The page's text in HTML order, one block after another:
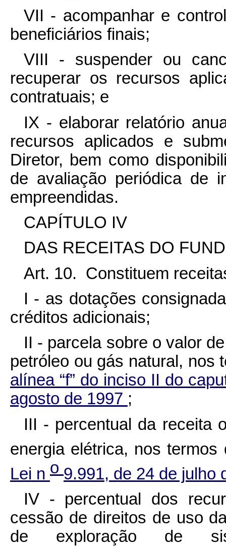
VII - acompanhar e
beneficiários finais;
VIII - suspender ou
recuperar os recursos
contratuais; e
IX - elaborar relatório
recursos aplicados e
Diretor, bem como
de avaliação periódica de
empreendidas.
CAPÍTULO IV
DAS RECEITAS DO
Art. 10. Constituem
I - as dotações
créditos adicionais;
II - parcela sobre o valor
petróleo ou gás natural, nos
alínea “f” do inciso II do
agosto de 1997 ;
III - percentual da receita
energia elétrica, nos
Lei n o 9.991, de 24 de julho
IV - percentual dos
cessão de direitos de uso
de exploração de